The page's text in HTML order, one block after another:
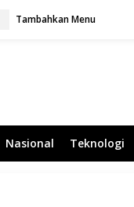
Tambahkan Menu
Nasional Teknologi